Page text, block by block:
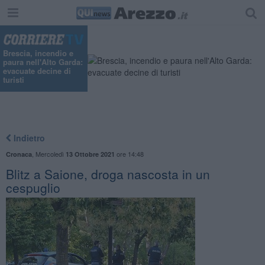
Brescia, incendio e
paura nell'Alto Garda:
evacuate decine di
turisti
Indietro
Cronaca Mercoledì 13 Ottobre 2021 ore 14:48
Blitz a Saione, droga nascosta in un
cespuglio